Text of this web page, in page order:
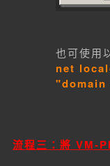
也可使用
net
"domain
流程三：將 VM-